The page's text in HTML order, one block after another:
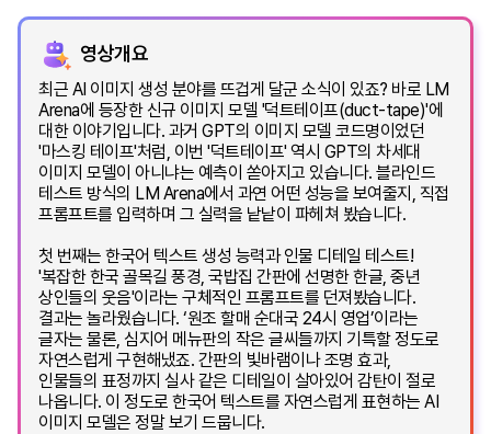
영상개요
최근 AI 이미지 생성 분야를 뜨겁게 달군 소식이 있죠? 바로 LM
Arena에 등장한 신규 이미지 모델 '덕트테이프(duct-tape)'에
대한 이야기입니다. 과거 GPT의 이미지 모델 코드명이었던
'마스킹 테이프'처럼, 이번 '덕트테이프' 역시 GPT의 차세대
이미지 모델이 아니냐는 예측이 쏟아지고 있습니다. 블라인드
테스트 방식의 LM Arena에서 과연 어떤 성능을 보여줄지, 직접
프롬프트를 입력하며 그 실력을 낱낱이 파헤쳐 봤습니다.
첫 번째는 한국어 텍스트 생성 능력과 인물 디테일 테스트!
'복잡한 한국 골목길 풍경, 국밥집 간판에 선명한 한글, 중년
상인들의 웃음'이라는 구체적인 프롬프트를 던져봤습니다.
결과는 놀라웠습니다. ‘원조 할매 순대국 24시 영업’이라는
글자는 물론, 심지어 메뉴판의 작은 글씨들까지 기특할 정도로
자연스럽게 구현해냈죠. 간판의 빛바램이나 조명 효과,
인물들의 표정까지 실사 같은 디테일이 살아있어 감탄이 절로
나옵니다. 이 정도로 한국어 텍스트를 자연스럽게 표현하는 AI
이미지 모델은 정말 보기 드뭅니다.